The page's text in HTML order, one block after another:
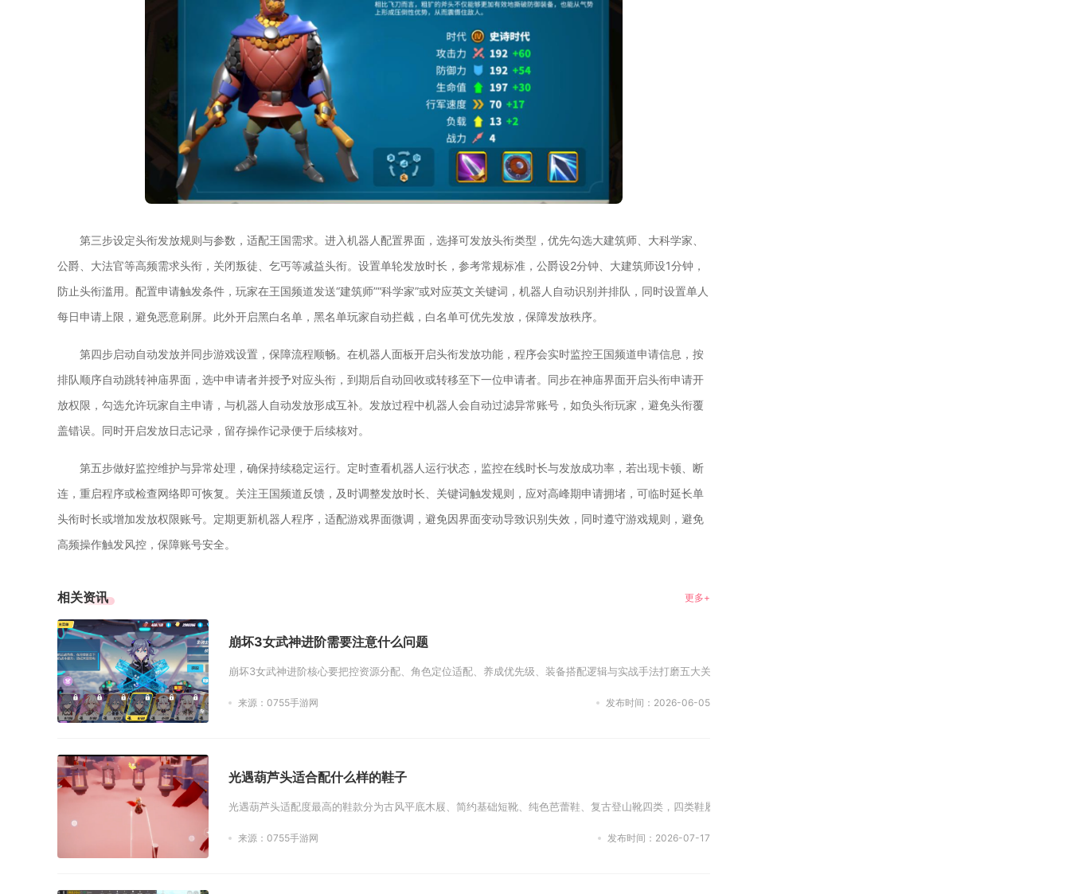
第三步设定头衔发放规则与参数，适配王国需求。进入机器人配置界面，选择可发放头衔类型，优先勾选大建筑师、大科学家、
公爵、大法官等高频需求头衔，关闭叛徒、乞丐等减益头衔。设置单轮发放时长，参考常规标准，公爵设2分钟、大建筑师设1分钟，
防止头衔滥用。配置申请触发条件，玩家在王国频道发送“建筑师”“科学家”或对应英文关键词，机器人自动识别并排队，同时设置单人
每日申请上限，避免恶意刷屏。此外开启黑白名单，黑名单玩家自动拦截，白名单可优先发放，保障发放秩序。
第四步启动自动发放并同步游戏设置，保障流程顺畅。在机器人面板开启头衔发放功能，程序会实时监控王国频道申请信息，按
排队顺序自动跳转神庙界面，选中申请者并授予对应头衔，到期后自动回收或转移至下一位申请者。同步在神庙界面开启头衔申请开
放权限，勾选允许玩家自主申请，与机器人自动发放形成互补。发放过程中机器人会自动过滤异常账号，如负头衔玩家，避免头衔覆
盖错误。同时开启发放日志记录，留存操作记录便于后续核对。
第五步做好监控维护与异常处理，确保持续稳定运行。定时查看机器人运行状态，监控在线时长与发放成功率，若出现卡顿、断
连，重启程序或检查网络即可恢复。关注王国频道反馈，及时调整发放时长、关键词触发规则，应对高峰期申请拥堵，可临时延长单
头衔时长或增加发放权限账号。定期更新机器人程序，适配游戏界面微调，避免因界面变动导致识别失效，同时遵守游戏规则，避免
高频操作触发风控，保障账号安全。
相关资讯 更多+
崩坏3女武神进阶需要注意什么问题
崩坏3女武神进阶核心要把控资源分配、角色定位适配、养成优先级、装备搭配逻辑与实战手法打磨五大关键，避开盲目升级、资源乱投、套装错配等常见误区，才能高效提升女武神整
来源：0755手游网 发布时间：2026-06-05
光遇葫芦头适合配什么样的鞋子
光遇葫芦头适配度最高的鞋款分为古风平底木屐、简约基础短靴、纯色芭蕾鞋、复古登山靴四类，四类鞋履能分别贴合葫芦头书生清冷、简约日常、温柔素雅、江湖洒脱四种主流穿搭
来源：0755手游网 发布时间：2026-07-17